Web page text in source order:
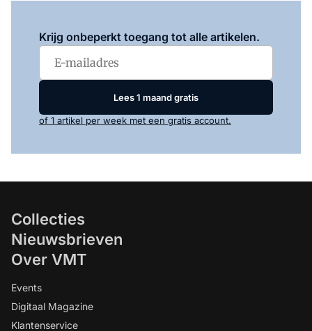
Krijg onbeperkt toegang tot alle artikelen.
Lees 1 maand gratis
of 1 artikel per week met een gratis account.
Collecties
Nieuwsbrieven
Over VMT
Events
Digitaal Magazine
Klantenservice